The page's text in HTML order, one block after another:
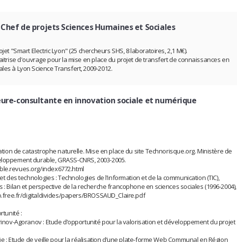
de projets Sciences Humaines et Sociales
"Smart Electric Lyon" (25 chercheurs SHS, 8 laboratoires, 2,1 M€).
d'ouvrage pour la mise en place du projet de transfert de connaissances en
à Lyon Science Transfert, 2009-2012.
consultante en innovation sociale et numérique
de catastrophe naturelle. Mise en place du site Technorisque.org. Ministère de
durable, GRASS-CNRS, 2003-2005.
index6772.html
des technologies : Technologies de l’information et de la communication (TIC),
Bilan et perspective de la recherche francophone en sciences sociales (1996-2004),
digitaldivides/papers/BROSSAUD_Claire.pdf
:
Agoranov : Etude d’opportunité pour la valorisation et développement du projet
: Etude de veille pour la réalisation d’une plate-forme Web Communal en Région